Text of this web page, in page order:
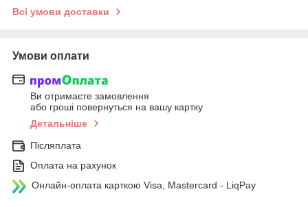
Всі умови доставки
Умови оплати
Ви отримаєте замовлення
або гроші повернуться на вашу картку
Детальніше
Післяплата
Оплата на рахунок
Онлайн-оплата карткою Visa, Mastercard - LiqPay